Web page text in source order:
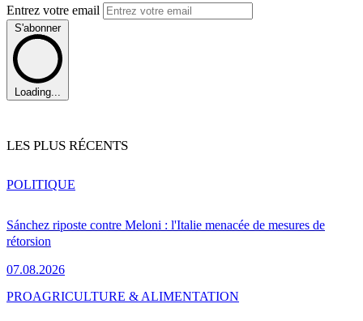
Entrez votre email
S'abonner
Loading...
LES PLUS RÉCENTS
Sánchez riposte contre Meloni : l'Italie menacée de mesures de
rétorsion
07.08.2026
POLITIQUE
PROAGRICULTURE & ALIMENTATION